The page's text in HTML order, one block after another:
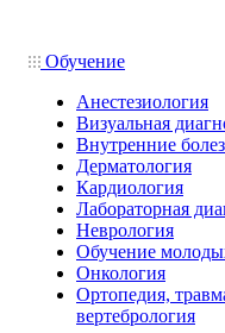
Обучение
Анестезиология
Визуальная
Внутренние
Дерматология
Кардиология
Лабораторная
Неврология
Обучение
Онкология
Ортопедия,
вертебрология